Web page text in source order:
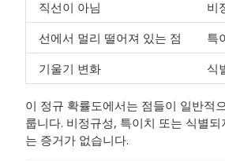
직선이 아님
비
선에서 멀리 떨어져 있는 점
특
기울기 변화
식
이 정규 확률도에서는 점들이 일반적
룹니다. 비정규성, 특이치 또는 식별
는 증거가 없습니다.